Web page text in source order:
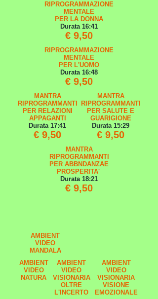
AMBIENT
VIDEO
MANDALA
AMBIENT
VIDEO
NATURA
AMBIENT
VIDEO
VISIONARIA
OLTRE
L'INCERTO
AMBIENT
VIDEO
VISIONARIA
VISIONE
EMOZIONALE
RIPROGRAMMAZIONE
MENTALE
PER LA DONNA
Durata 16:41
€ 9,50
RIPROGRAMMAZIONE
MENTALE
PER L'UOMO
Durata 16:48
€ 9,50
MANTRA
RIPROGRAMMANTI
PER RELAZIONI
APPAGANTI
Durata 17:41
€ 9,50
MANTRA
RIPROGRAMMANTI
PER SALUTE E
GUARIGIONE
Durata 15:29
€ 9,50
MANTRA
RIPROGRAMMANTI
PER ABBNDANZAE
PROSPERITA'
Durata 18:21
€ 9,50